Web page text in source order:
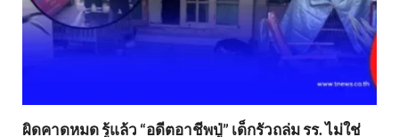
ผิดคาดหมด รู้แล้ว “อดีตอาชีพปู่” เด็กรัวถล่ม รร. ไม่ใช่